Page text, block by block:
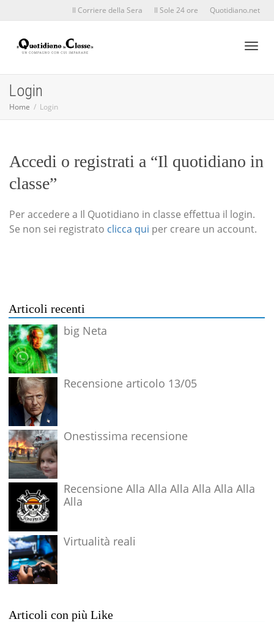
Il Corriere della Sera Il Sole 24 ore Quotidiano.net
Login
Home Login
Accedi o registrati a “Il quotidiano in
classe”
Per accedere a Il Quotidiano in classe effettua il login.
Se non sei registrato clicca qui per creare un account.
Articoli recenti
big Neta
Recensione articolo 13/05
Onestissima recensione
Recensione Alla Alla Alla Alla Alla Alla
Alla
Virtualità reali
Articoli con più Like